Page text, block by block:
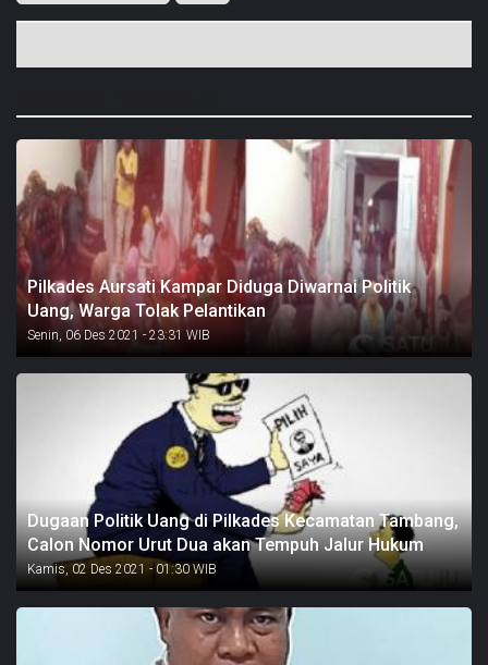
Pilkades Aursati Kampar Diduga Diwarnai Politik
Uang, Warga Tolak Pelantikan
Senin, 06 Des 2021 - 23:31 WIB
Dugaan Politik Uang di Pilkades Kecamatan Tambang,
Calon Nomor Urut Dua akan Tempuh Jalur Hukum
Kamis, 02 Des 2021 - 01:30 WIB